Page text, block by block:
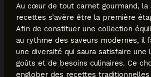
Au cœur de tout carnet gourmand, la
recettes s’avère être la première
Afin de constituer une collection
au rythme des saveurs modernes, il
une diversité qui saura satisfaire une
goûts et de besoins culinaires. Ce
englober des recettes traditionnelles